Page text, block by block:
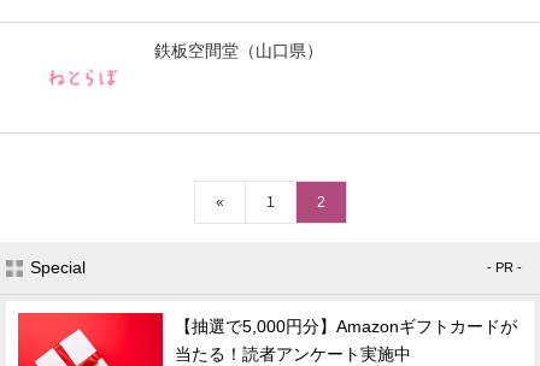
スマホと通信の最新トレンド
ビジネスと働き方のヒント
経営リーダーのコミュニティ
鉄板空間堂（山口県）
« 1 2
Special - PR -
【抽選で5,000円分】Amazonギフトカードが
当たる！読者アンケート実施中